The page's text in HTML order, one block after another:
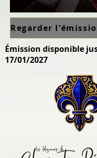
Émission disponible
17/01/2027